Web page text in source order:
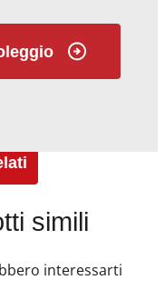
simili
interessarti